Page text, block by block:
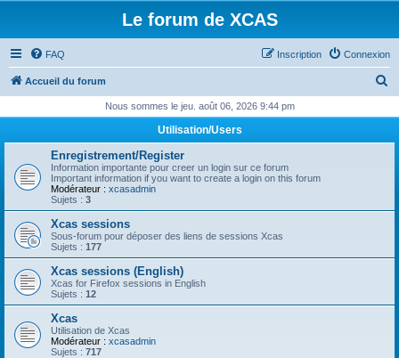
Le forum de XCAS
FAQ Connexion
Inscription
Accueil du forum
h
c
Nous sommes le jeu. août 06, 2026 9:44 pm
Utilisation/Users
Enregistrement/Register
Information importante pour creer un login sur ce forum
Important information if you want to create a login on this forum
Modérateur : xcasadmin
Sujets : 3
Xcas sessions
Sous-forum pour déposer des liens de sessions Xcas
Sujets : 177
Xcas sessions (English)
Xcas for Firefox sessions in English
Sujets : 12
Xcas
Utilisation de Xcas
Modérateur : xcasadmin
Sujets : 717